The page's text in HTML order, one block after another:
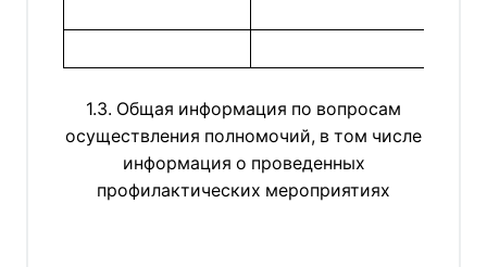
1.3. Общая информация по вопросам
осуществления полномочий, в том числе
информация о проведенных
профилактических мероприятиях